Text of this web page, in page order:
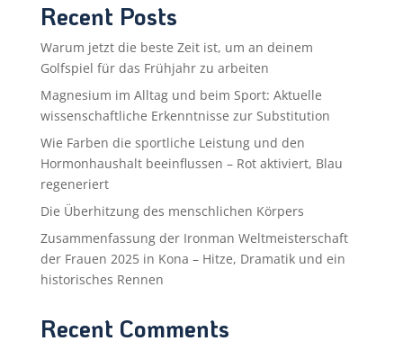
Recent Posts
Warum jetzt die beste Zeit ist, um an deinem
Golfspiel für das Frühjahr zu arbeiten
Magnesium im Alltag und beim Sport: Aktuelle
wissenschaftliche Erkenntnisse zur Substitution
Wie Farben die sportliche Leistung und den
Hormonhaushalt beeinflussen – Rot aktiviert, Blau
regeneriert
Die Überhitzung des menschlichen Körpers
Zusammenfassung der Ironman Weltmeisterschaft
der Frauen 2025 in Kona – Hitze, Dramatik und ein
historisches Rennen
Recent Comments